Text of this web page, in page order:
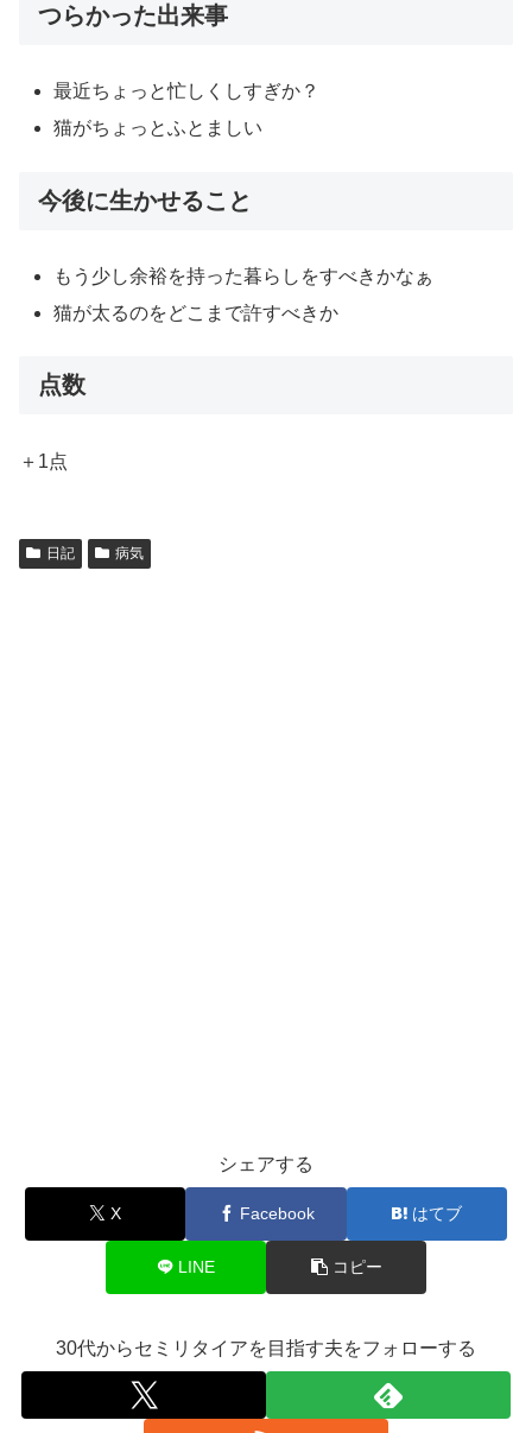
つらかった出来事
最近ちょっと忙しくしすぎか？
猫がちょっとふとましい
今後に生かせること
もう少し余裕を持った暮らしをすべきかなぁ
猫が太るのをどこまで許すべきか
点数
＋1点
日記 病気
シェアする
X Facebook はてブ
LINE コピー
30代からセミリタイアを目指す夫をフォローする